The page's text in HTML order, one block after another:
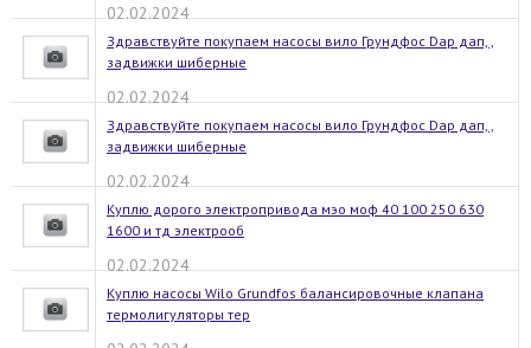
02.02.2024
Здравствуйте покупаем насосы вило Грундфос Dap дап, ,
задвижки шиберные
02.02.2024
Здравствуйте покупаем насосы вило Грундфос Dap дап, ,
задвижки шиберные
02.02.2024
Куплю дорого электропривода мэо моф 40 100 250 630
1600 и тд электрооб
02.02.2024
Куплю насосы Wilo Grundfos балансировочные клапана
термолигуляторы тер